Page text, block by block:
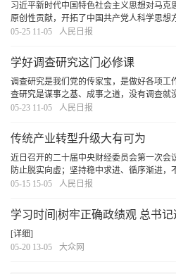
习近平新时代中国特色社会主义思想对马克
原创性贡献，开拓了中国共产党人科学思想
把握好习近平新时代中国特色社会主义思想
05-25 11-05 人民日报
学好调查研究这门必修课
调查研究是我们党的传家宝，是做好各项工
查研究是谋事之基、成事之道，没有调查就
权”，强调“坚持从实际出发，前提是深入实
05-23 11-05 人民日报
传统产业转型升级大有可为
近日召开的二十届中央财经委员会第一次会
防止脱实向虚；坚持稳中求进、循序渐进，
型升级”，并且明确指出不能把传统产业当成
05-15 15-05 人民日报
学习时间|树牢正确政绩观 总书记
[详细]
05-20 13-05
大众网